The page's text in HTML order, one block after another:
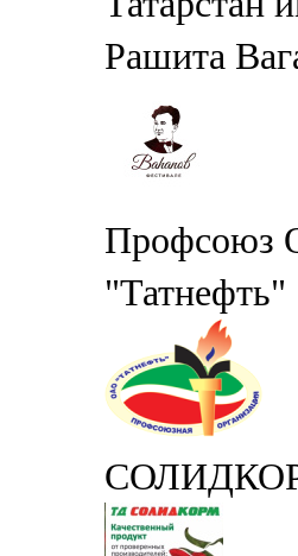
Рашита
Профсоюз
"Татнефть"